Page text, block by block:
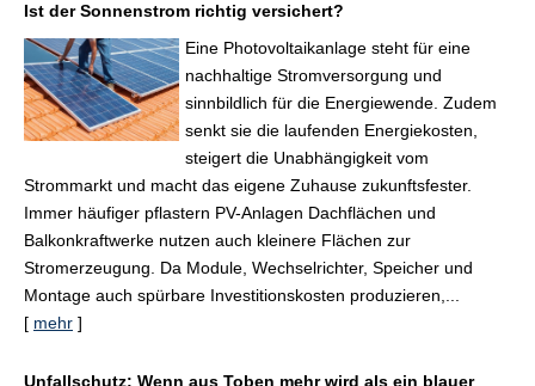
Ist der Sonnenstrom richtig versichert?
Eine Photovoltaikanlage steht für eine
nachhaltige Stromversorgung und
sinnbildlich für die Energiewende. Zudem
senkt sie die laufenden Energiekosten,
steigert die Unabhängigkeit vom
Strommarkt und macht das eigene Zuhause zukunftsfester.
Immer häufiger pflastern PV-Anlagen Dachflächen und
Balkonkraftwerke nutzen auch kleinere Flächen zur
Stromerzeugung. Da Module, Wechselrichter, Speicher und
Montage auch spürbare Investitionskosten produzieren,...
[ mehr ]
Unfallschutz: Wenn aus Toben mehr wird als ein blauer